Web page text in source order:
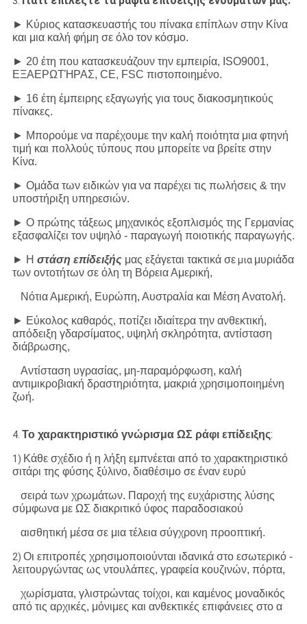
► Κύριος κατασκευαστής του πίνακα επίπλων στην Κίνα
και μια καλή φήμη σε όλο τον κόσμο.
► 20 έτη που κατασκευάζουν την εμπειρία, ISO9001,
ΕΞΑΕΡΩΤΉΡΑΣ, CE, FSC πιστοποιημένο.
► 16 έτη έμπειρης εξαγωγής για τους διακοσμητικούς
πίνακες.
► Μπορούμε να παρέχουμε την καλή ποιότητα μια φτηνή
τιμή και πολλούς τύπους που μπορείτε να βρείτε στην
Κίνα.
► Ομάδα των ειδικών για να παρέχει τις πωλήσεις & την
υποστήριξη υπηρεσιών.
► Ο πρώτης τάξεως μηχανικός εξοπλισμός της Γερμανίας
εξασφαλίζει τον υψηλό - παραγωγή ποιοτικής παραγωγής.
► Η στάση επίδειξήςμας εξάγεται τακτικά σεμια μυριάδα
των οντοτήτων σε όλη τη Βόρεια Αμερική,
Νότια Αμερική, Ευρώπη, Αυστραλία και Μέση Ανατολή.
► Εύκολος καθαρός, ποτίζει ιδιαίτερα την ανθεκτική,
απόδειξη γδαρσίματος, υψηλή σκληρότητα, αντίσταση
διάβρωσης,
Αντίσταση υγρασίας, μη-παραμόρφωση, καλή
αντιμικροβιακή δραστηριότητα, μακριά χρησιμοποιημένη
ζωή.
4. Το χαρακτηριστικό γνώρισμα ΩΣ ράφι επίδειξης:
1) Κάθε σχέδιο ή η λήξη εμπνέεται από το χαρακτηριστικό
σιτάρι της φύσης ξύλινο, διαθέσιμο σε έναν ευρύ
σειρά των χρωμάτων. Παροχή της ευχάριστης λύσης
σύμφωνα με ΩΣ διακριτικό ύφος παραδοσιακού
αισθητική μέσα σε μια τέλεια σύγχρονη προοπτική.
2) Οι επιτροπές χρησιμοποιούνται ιδανικά στο εσωτερικό -
λειτουργώντας ως ντουλάπες, γραφεία κουζινών, πόρτα,
χωρίσματα, γλιστρώντας τοίχοι, και καμένος μοναδικός
από τις αρχικές, μόνιμες και ανθεκτικές επιφάνειες στο α